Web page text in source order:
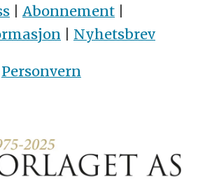
Abonnement
Nyhetsbrev
Personvern